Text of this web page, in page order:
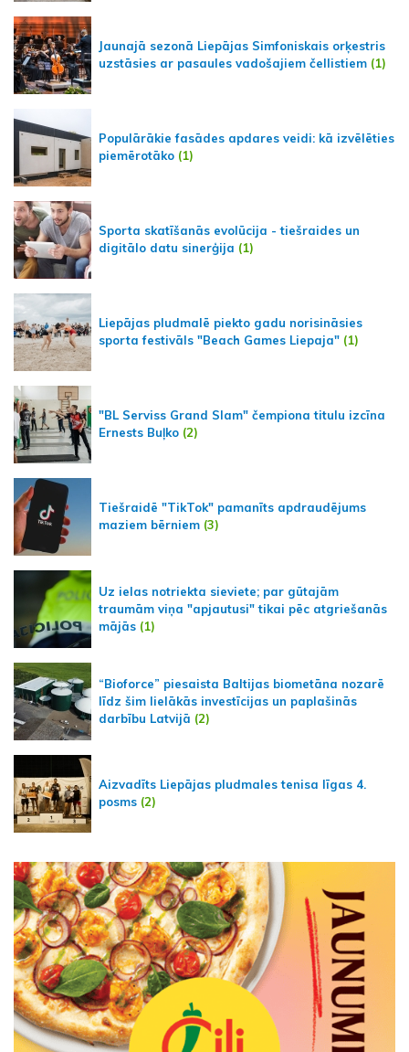
Jaunajā sezonā Liepājas Simfoniskais orķestris
uzstāsies ar pasaules vadošajiem čellistiem (1)
Populārākie fasādes apdares veidi: kā izvēlēties
piemērotāko (1)
Sporta skatīšanās evolūcija - tiešraides un
digitālo datu sinerģija (1)
Liepājas pludmalē piekto gadu norisināsies
sporta festivāls "Beach Games Liepaja" (1)
"BL Serviss Grand Slam" čempiona titulu izcīna
Ernests Buļko (2)
Tiešraidē "TikTok" pamanīts apdraudējums
maziem bērniem (3)
Uz ielas notriekta sieviete; par gūtajām
traumām viņa "apjautusi" tikai pēc atgriešanās
mājās (1)
“Bioforce” piesaista Baltijas biometāna nozarē
līdz šim lielākās investīcijas un paplašinās
darbību Latvijā (2)
Aizvadīts Liepājas pludmales tenisa līgas 4.
posms (2)